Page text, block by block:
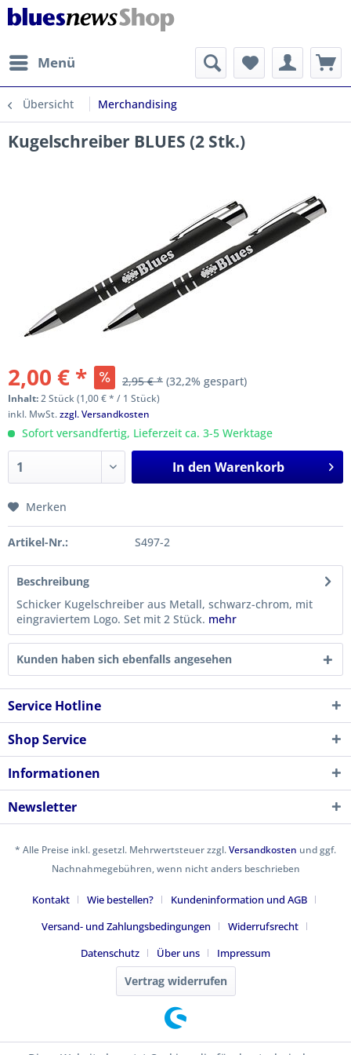
Menü
Übersicht Merchandising
Kugelschreiber BLUES (2 Stk.)
2,00 € * 2,95 € * (32,2% gespart)
Inhalt:2 Stück (1,00 € * / 1 Stück)
inkl. MwSt.zzgl. Versandkosten
Sofort versandfertig, Lieferzeit ca. 3-5 Werktage
In den Warenkorb
Merken
Artikel-Nr.: S497-2
Beschreibung
Schicker Kugelschreiber aus Metall, schwarz-chrom, mit
eingraviertem Logo. Set mit 2 Stück. mehr
Kunden haben sich ebenfalls angesehen
Service Hotline
Shop Service
Informationen
Newsletter
* Alle Preise inkl. gesetzl. Mehrwertsteuer zzgl.Versandkosten und ggf.
Nachnahmegebühren, wenn nicht anders beschrieben
Kontakt Wie bestellen?
Kundeninformation und AGB
Versand- und Zahlungsbedingungen
Widerrufsrecht
Datenschutz
Über uns Impressum
Vertrag widerrufen